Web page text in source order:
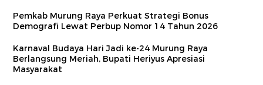
Pemkab Murung Raya Perkuat Strategi Bonus
Demografi Lewat Perbup Nomor 14 Tahun 2026
Karnaval Budaya Hari Jadi ke-24 Murung Raya
Berlangsung Meriah, Bupati Heriyus Apresiasi
Masyarakat